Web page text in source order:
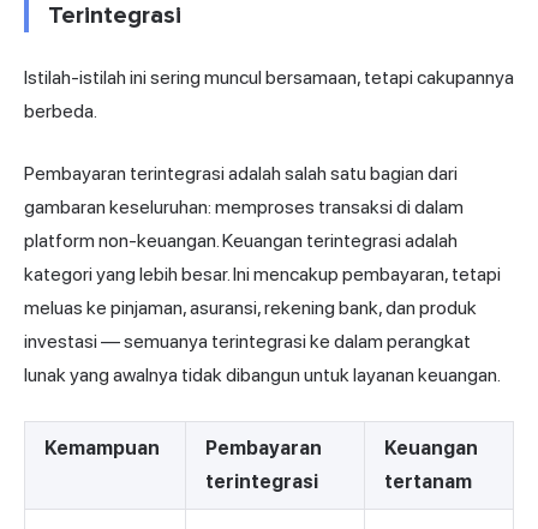
Terintegrasi
Istilah-istilah ini sering muncul bersamaan, tetapi cakupannya
berbeda.
Pembayaran terintegrasi adalah salah satu bagian dari
gambaran keseluruhan: memproses transaksi di dalam
platform non-keuangan. Keuangan terintegrasi adalah
kategori yang lebih besar. Ini mencakup pembayaran, tetapi
meluas ke pinjaman, asuransi, rekening bank, dan produk
investasi — semuanya terintegrasi ke dalam perangkat
lunak yang awalnya tidak dibangun untuk layanan keuangan.
Kemampuan
Pembayaran
terintegrasi
Keuangan
tertanam